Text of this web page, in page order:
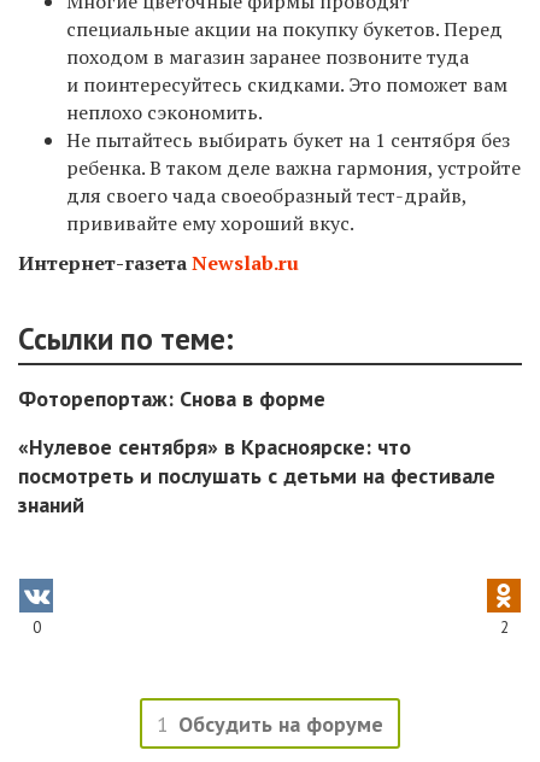
специальные акции на покупку букетов. Перед
походом в магазин заранее позвоните туда
и поинтересуйтесь скидками. Это поможет вам
неплохо сэкономить.
Не пытайтесь выбирать букет на 1 сентября без
ребенка. В таком деле важна гармония, устройте
для своего чада своеобразный тест-драйв,
прививайте ему хороший вкус.
Интернет-газетаNewslab.ru
Ссылки по теме:
Фоторепортаж: Снова в форме
«Нулевое сентября» в Красноярске: что
посмотреть и послушать с детьми на фестивале
знаний
0 2
1 Обсудить на форуме